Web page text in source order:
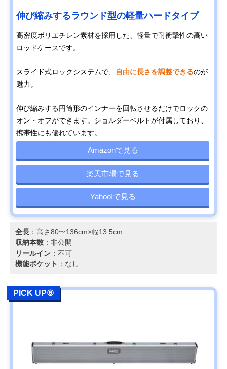
伸び縮みするラウンド型の軽量ハードタイプ
高密度ポリエチレン素材を採用した、軽量で耐衝撃性の高い
ロッドケースです。
スライド式ロックシステムで、 自由に長さを調整できるのが
魅力。
伸び縮みする円筒形のインナーを回転させるだけでロックの
オン・オフができます。ショルダーベルトが付属しており、
携帯性にも優れています。
Amazonで見る
楽天市場で見る
Yahoo!で見る
全長 ：高さ80〜136cm×幅13.5cm
収納本数 ：非公開
リールイン ：不可
機能ポケット ：なし
PICK UP⑧